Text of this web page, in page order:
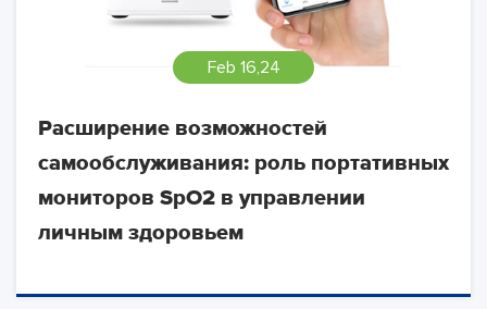
Feb 16,24
Расширение возможностей
самообслуживания: роль портативных
мониторов SpO2 в управлении
личным здоровьем